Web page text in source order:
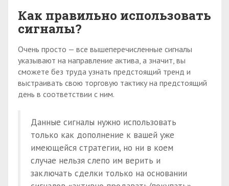
Как правильно использовать
сигналы?
Очень просто — все вышеперечисленные сигналы
указывают на направление актива, а значит, вы
сможете без труда узнать предстоящий тренд и
выстраивать свою торговую тактику на предстоящий
день в соответствии с ним.
Данные сигналы нужно использовать
только как дополнение к вашей уже
имеющейся стратегии, но ни в коем
случае нельзя слепо им верить и
заключать сделки только на основании